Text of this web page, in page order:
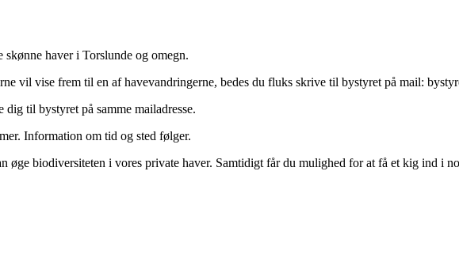
haver i Torslunde og omegn.
vil vise frem til en af havevandringerne, bedes du fluks skrive til bystyret på mail:
til bystyret på samme mailadresse.
Information om tid og sted følger.
biodiversiteten i vores private haver. Samtidigt får du mulighed for at få et kig ind i